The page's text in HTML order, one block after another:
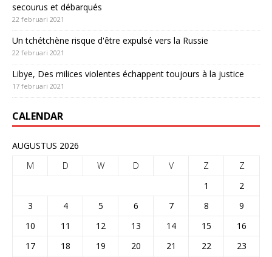
secourus et débarqués
22 februari 2021
Un tchétchène risque d'être expulsé vers la Russie
22 februari 2021
Libye, Des milices violentes échappent toujours à la justice
17 februari 2021
CALENDAR
AUGUSTUS 2026
M
D W D V Z
Z
1
2
3
4 5 6 7 8
9
10
11 12 13 14 15
16
17
18 19 20 21 22 23